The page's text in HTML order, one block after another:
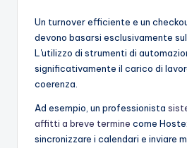
Un turnover efficiente e un
devono basarsi esclusivamente sul
L'utilizzo di strumenti di
significativamente il carico di
coerenza.
Ad esempio, un professionista
affitti a breve termine come
sincronizzare i calendari e inviare